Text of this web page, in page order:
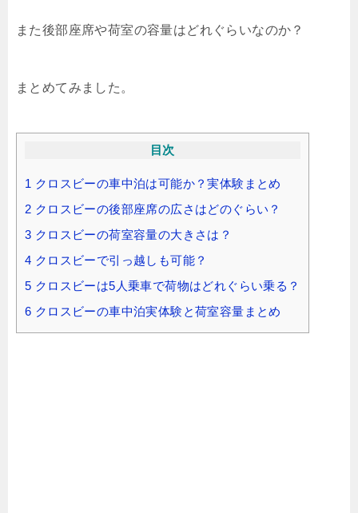
また後部座席や荷室の容量はどれぐらいなのか？
まとめてみました。
目次
1 クロスビーの車中泊は可能か？実体験まとめ
2 クロスビーの後部座席の広さはどのぐらい？
3 クロスビーの荷室容量の大きさは？
4 クロスビーで引っ越しも可能？
5 クロスビーは5人乗車で荷物はどれぐらい乗る？
6 クロスビーの車中泊実体験と荷室容量まとめ